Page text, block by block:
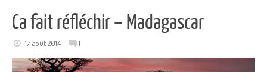
Ca fait réfléchir – Madagascar
17 août 2014 1